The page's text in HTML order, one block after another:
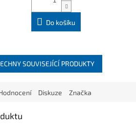
Do košíku
SOUVISEJÍCÍ PRODUKTY
Diskuze Značka